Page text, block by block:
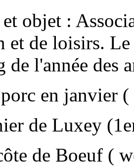
objet :
et de loisirs.
de l'année des
en janvier
de Luxey
de Boeuf (